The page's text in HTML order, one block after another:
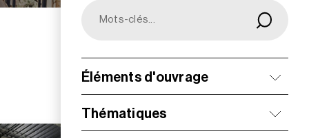
Éléments d'ouvrage
Thématiques